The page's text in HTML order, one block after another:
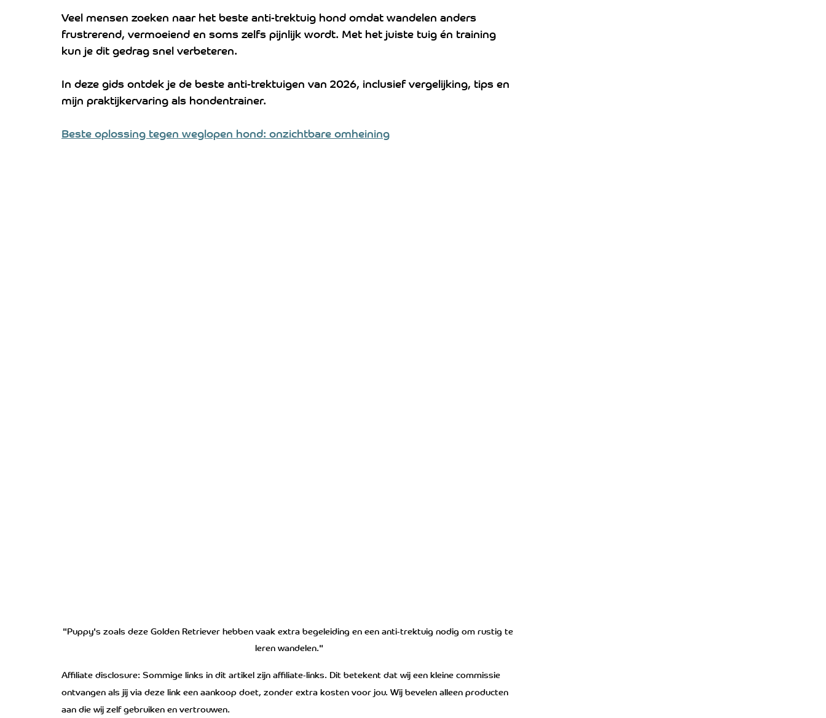
Veel mensen zoeken naar het beste anti-trektuig hond omdat wandelen anders
frustrerend, vermoeiend en soms zelfs pijnlijk wordt. Met het juiste tuig én training
kun je dit gedrag snel verbeteren.
In deze gids ontdek je de beste anti-trektuigen van 2026, inclusief vergelijking, tips en
mijn praktijkervaring als hondentrainer.
Beste oplossing tegen weglopen hond: onzichtbare omheining
"Puppy's zoals deze Golden Retriever hebben vaak extra begeleiding en een anti-trektuig nodig om rustig te
leren wandelen."
Affiliate disclosure: Sommige links in dit artikel zijn affiliate-links. Dit betekent dat wij een kleine commissie
ontvangen als jij via deze link een aankoop doet, zonder extra kosten voor jou. Wij bevelen alleen producten
aan die wij zelf gebruiken en vertrouwen.